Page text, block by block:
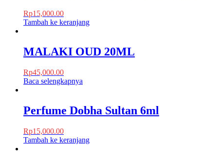
Rp15,000.00
Tambah ke keranjang
MALAKI OUD 20ML
Rp45,000.00
Baca selengkapnya
Perfume Dobha Sultan 6ml
Rp15,000.00
Tambah ke keranjang